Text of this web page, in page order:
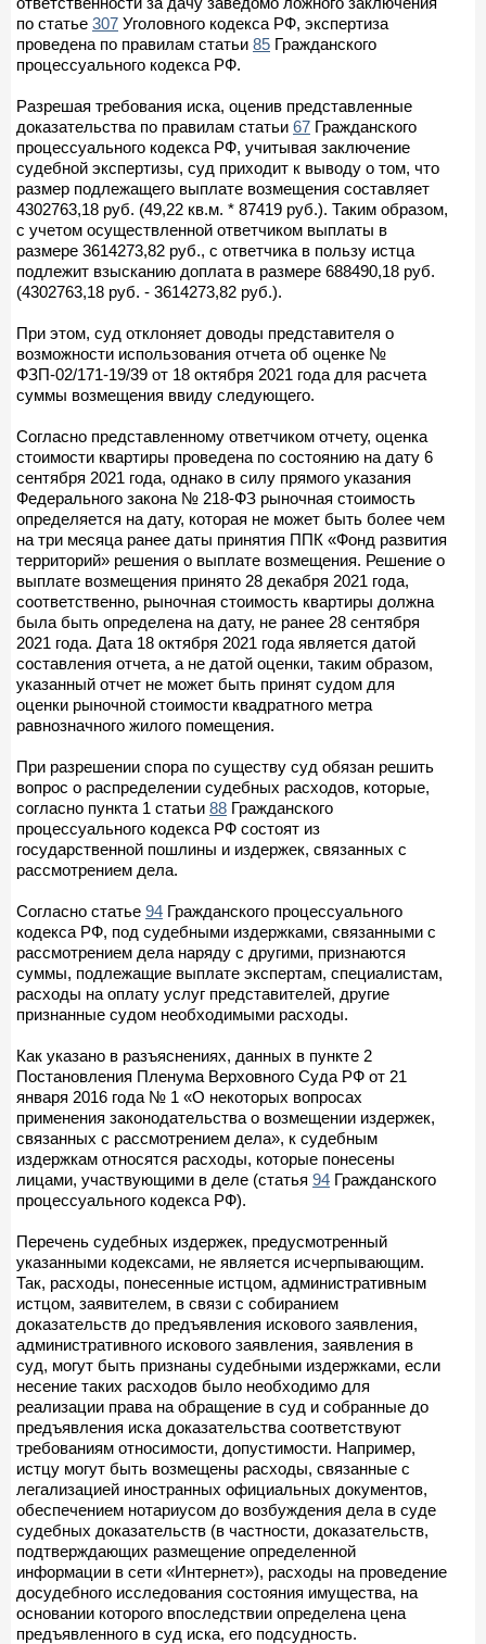
по статье 307 Уголовного кодекса РФ, экспертиза
проведена по правилам статьи 85 Гражданского
процессуального кодекса РФ.
Разрешая требования иска, оценив представленные
доказательства по правилам статьи 67 Гражданского
процессуального кодекса РФ, учитывая заключение
судебной экспертизы, суд приходит к выводу о том, что
размер подлежащего выплате возмещения составляет
4302763,18 руб. (49,22 кв.м. * 87419 руб.). Таким образом,
с учетом осуществленной ответчиком выплаты в
размере 3614273,82 руб., с ответчика в пользу истца
подлежит взысканию доплата в размере 688490,18 руб.
(4302763,18 руб. - 3614273,82 руб.).
При этом, суд отклоняет доводы представителя о
возможности использования отчета об оценке №
ФЗП-02/171-19/39 от 18 октября 2021 года для расчета
суммы возмещения ввиду следующего.
Согласно представленному ответчиком отчету, оценка
стоимости квартиры проведена по состоянию на дату 6
сентября 2021 года, однако в силу прямого указания
Федерального закона № 218-ФЗ рыночная стоимость
определяется на дату, которая не может быть более чем
на три месяца ранее даты принятия ППК «Фонд развития
территорий» решения о выплате возмещения. Решение о
выплате возмещения принято 28 декабря 2021 года,
соответственно, рыночная стоимость квартиры должна
была быть определена на дату, не ранее 28 сентября
2021 года. Дата 18 октября 2021 года является датой
составления отчета, а не датой оценки, таким образом,
указанный отчет не может быть принят судом для
оценки рыночной стоимости квадратного метра
равнозначного жилого помещения.
При разрешении спора по существу суд обязан решить
вопрос о распределении судебных расходов, которые,
согласно пункта 1 статьи 88 Гражданского
процессуального кодекса РФ состоят из
государственной пошлины и издержек, связанных с
рассмотрением дела.
Согласно статье 94 Гражданского процессуального
кодекса РФ, под судебными издержками, связанными с
рассмотрением дела наряду с другими, признаются
суммы, подлежащие выплате экспертам, специалистам,
расходы на оплату услуг представителей, другие
признанные судом необходимыми расходы.
Как указано в разъяснениях, данных в пункте 2
Постановления Пленума Верховного Суда РФ от 21
января 2016 года № 1 «О некоторых вопросах
применения законодательства о возмещении издержек,
связанных с рассмотрением дела», к судебным
издержкам относятся расходы, которые понесены
лицами, участвующими в деле (статья 94 Гражданского
процессуального кодекса РФ).
Перечень судебных издержек, предусмотренный
указанными кодексами, не является исчерпывающим.
Так, расходы, понесенные истцом, административным
истцом, заявителем, в связи с собиранием
доказательств до предъявления искового заявления,
административного искового заявления, заявления в
суд, могут быть признаны судебными издержками, если
несение таких расходов было необходимо для
реализации права на обращение в суд и собранные до
предъявления иска доказательства соответствуют
требованиям относимости, допустимости. Например,
истцу могут быть возмещены расходы, связанные с
легализацией иностранных официальных документов,
обеспечением нотариусом до возбуждения дела в суде
судебных доказательств (в частности, доказательств,
подтверждающих размещение определенной
информации в сети «Интернет»), расходы на проведение
досудебного исследования состояния имущества, на
основании которого впоследствии определена цена
предъявленного в суд иска, его подсудность.